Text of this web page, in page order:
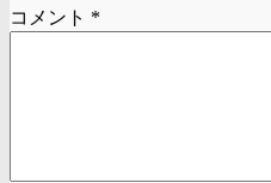
コメント *